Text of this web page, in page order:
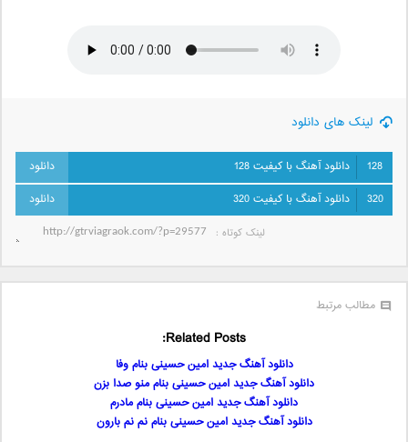
لینک های دانلود
128
دانلود آهنگ با کیفیت 128
320
دانلود آهنگ با کیفیت 320
لینک کوتاه‌ :
مطالب مرتبط
Related Posts:
دانلود آهنگ جدید امین حسینی بنام وفا
دانلود آهنگ جدید امین حسینی بنام منو صدا بزن
دانلود آهنگ جدید امین حسینی بنام مادرم
دانلود آهنگ جدید امین حسینی بنام نم نم بارون